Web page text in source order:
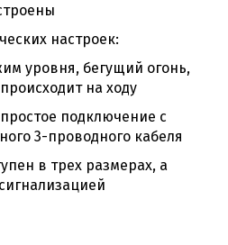
настроек:
уровня, бегущий огонь,
на ходу
подключение с
3-проводного кабеля
в трех размерах, а